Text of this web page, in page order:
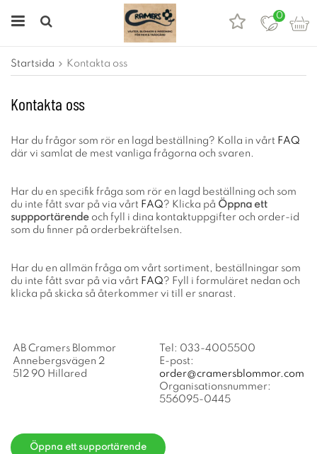
0
Startsida Kontakta oss
Kontakta oss
Har du frågor som rör en lagd beställning? Kolla in vårt FAQ
där vi samlat de mest vanliga frågorna och svaren.
Har du en specifik fråga som rör en lagd beställning och som
du inte fått svar på via vårt FAQ? Klicka på Öppna ett
suppportärende och fyll i dina kontaktuppgifter och order-id
som du finner på orderbekräftelsen.
Har du en allmän fråga om vårt sortiment, beställningar som
du inte fått svar på via vårt FAQ? Fyll i formuläret nedan och
klicka på skicka så återkommer vi till er snarast.
AB Cramers Blommor
Annebergsvägen 2
512 90 Hillared
Tel: 033-4005500
E-post:
order@cramersblommor.com
Organisationsnummer:
556095-0445
Öppna ett supportärende